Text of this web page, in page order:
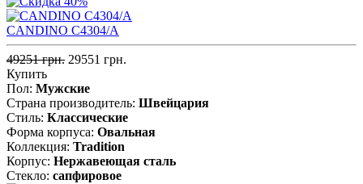
CANDINO C4304/A
49251 грн. 29551 грн.
Купить
Пол: Мужские
Страна производитель: Швейцария
Стиль: Классические
Форма корпуса: Овальная
Коллекция: Tradition
Корпус: Нержавеющая cталь
Стекло: сапфировое